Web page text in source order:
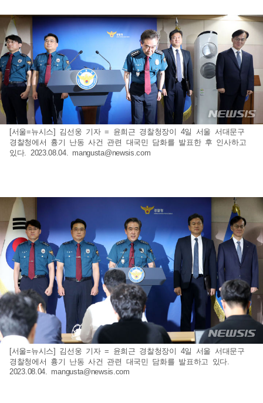
[서울=뉴시스] 김선웅 기자 = 윤희근 경찰청장이 4일 서울 서대문구
경찰청에서 흉기 난동 사건 관련 대국민 담화를 발표한 후 인사하고
있다. 2023.08.04. mangusta@newsis.com
[서울=뉴시스] 김선웅 기자 = 윤희근 경찰청장이 4일 서울 서대문구
경찰청에서 흉기 난동 사건 관련 대국민 담화를 발표하고 있다.
2023.08.04. mangusta@newsis.com